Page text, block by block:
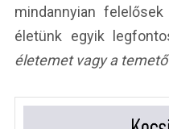
mindannyian
életünk egyik
életemet vagy a